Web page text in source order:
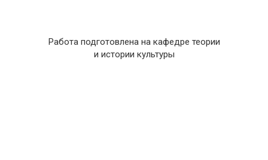
Работа подготовлена на кафедре теории
и истории культуры